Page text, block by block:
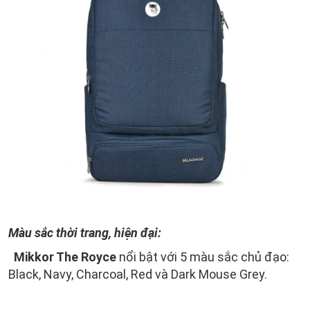
Màu sắc thời trang, hiện đại:
Mikkor The Royce nổi bật với 5 màu sắc chủ đạo:
Black, Navy, Charcoal, Red và Dark Mouse Grey.